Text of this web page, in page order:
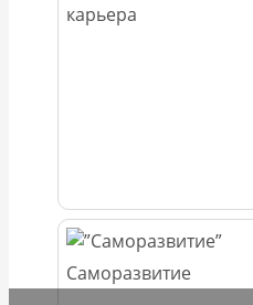
карьера
Саморазвитие